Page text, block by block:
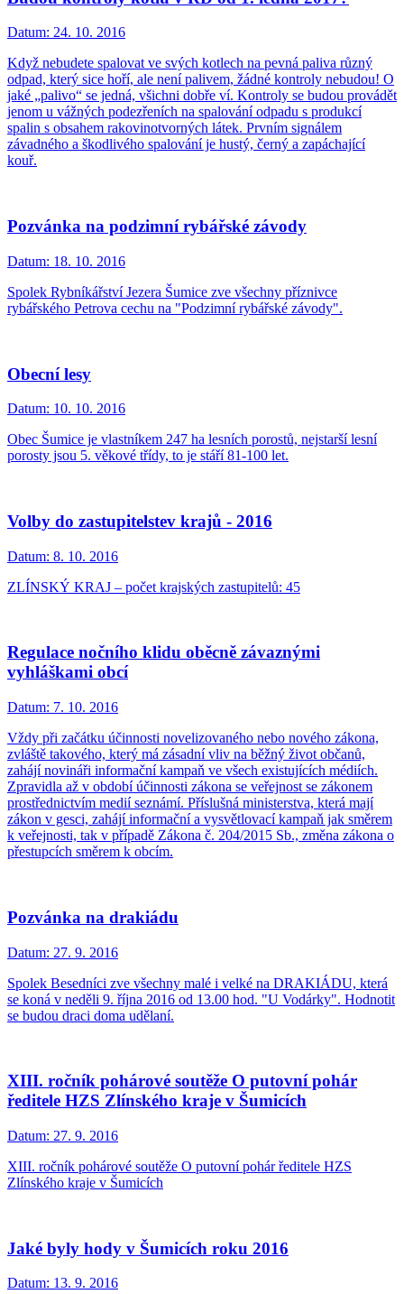
Datum: 24. 10. 2016
Když nebudete spalovat ve svých kotlech na pevná paliva různý
odpad, který sice hoří, ale není palivem, žádné kontroly nebudou! O
jaké „palivo“ se jedná, všichni dobře ví. Kontroly se budou provádět
jenom u vážných podezřeních na spalování odpadu s produkcí
spalin s obsahem rakovinotvorných látek. Prvním signálem
závadného a škodlivého spalování je hustý, černý a zapáchající
kouř.
Pozvánka na podzimní rybářské závody
Datum: 18. 10. 2016
Spolek Rybníkářství Jezera Šumice zve všechny příznivce
rybářského Petrova cechu na "Podzimní rybářské závody".
Obecní lesy
Datum: 10. 10. 2016
Obec Šumice je vlastníkem 247 ha lesních porostů, nejstarší lesní
porosty jsou 5. věkové třídy, to je stáří 81-100 let.
Volby do zastupitelstev krajů - 2016
Datum: 8. 10. 2016
ZLÍNSKÝ KRAJ – počet krajských zastupitelů: 45
Regulace nočního klidu oběcně závaznými
vyhláškami obcí
Datum: 7. 10. 2016
Vždy při začátku účinnosti novelizovaného nebo nového zákona,
zvláště takového, který má zásadní vliv na běžný život občanů,
zahájí novináři informační kampaň ve všech existujících médiích.
Zpravidla až v období účinnosti zákona se veřejnost se zákonem
prostřednictvím medií seznámí. Příslušná ministerstva, která mají
zákon v gesci, zahájí informační a vysvětlovací kampaň jak směrem
k veřejnosti, tak v případě Zákona č. 204/2015 Sb., změna zákona o
přestupcích směrem k obcím.
Pozvánka na drakiádu
Datum: 27. 9. 2016
Spolek Besedníci zve všechny malé i velké na DRAKIÁDU, která
se koná v neděli 9. října 2016 od 13.00 hod. "U Vodárky". Hodnotit
se budou draci doma udělaní.
XIII. ročník pohárové soutěže O putovní pohár
ředitele HZS Zlínského kraje v Šumicích
Datum: 27. 9. 2016
XIII. ročník pohárové soutěže O putovní pohár ředitele HZS
Zlínského kraje v Šumicích
Jaké byly hody v Šumicích roku 2016
Datum: 13. 9. 2016